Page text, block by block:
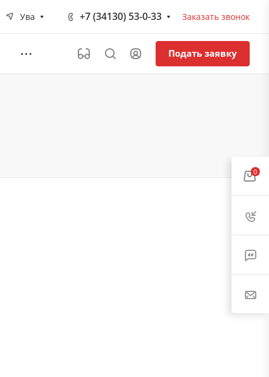
Ува +7 (34130) 53-0-33 Заказать звонок
Подать заявку
0